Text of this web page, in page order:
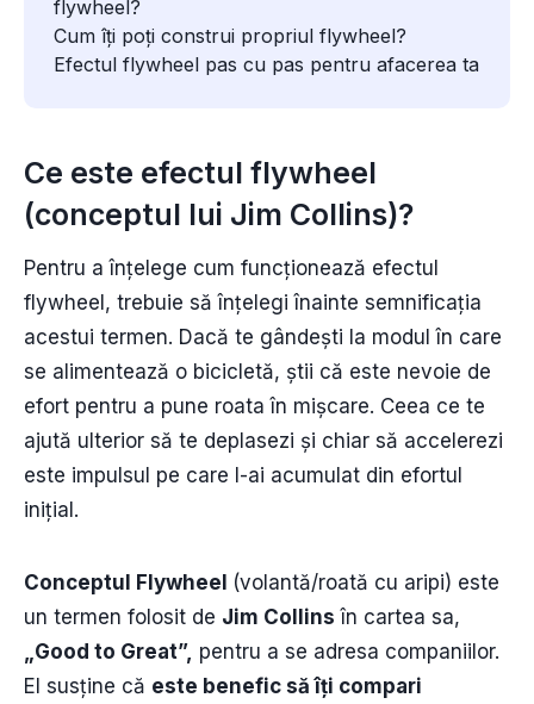
flywheel?
Cum îți poți construi propriul flywheel?
Efectul flywheel pas cu pas pentru afacerea ta
Ce este efectul flywheel
(conceptul lui Jim Collins)?
Pentru a înțelege cum funcționează efectul
flywheel, trebuie să înțelegi înainte semnificația
acestui termen. Dacă te gândești la modul în care
se alimentează o bicicletă, știi că este nevoie de
efort pentru a pune roata în mișcare. Ceea ce te
ajută ulterior să te deplasezi și chiar să accelerezi
este impulsul pe care l-ai acumulat din efortul
inițial.
Conceptul Flywheel (volantă/roată cu aripi) este
un termen folosit de Jim Collins în cartea sa,
„Good to Great”, pentru a se adresa companiilor.
El susține că este benefic să îți compari